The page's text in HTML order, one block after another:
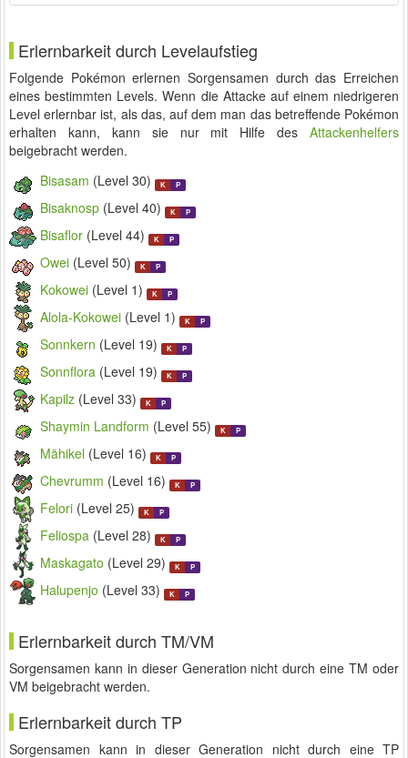
Erlernbarkeit durch Levelaufstieg
Folgende Pokémon erlernen Sorgensamen durch das Erreichen
eines bestimmten Levels. Wenn die Attacke auf einem niedrigeren
Level erlernbar ist, als das, auf dem man das betreffende Pokémon
erhalten kann, kann sie nur mit Hilfe des Attackenhelfers
beigebracht werden.
Bisasam (Level 30) K P
Bisaknosp (Level 40) K P
Bisaflor (Level 44) K P
Owei (Level 50) K P
Kokowei (Level 1) K P
Alola-Kokowei (Level 1) K P
Sonnkern (Level 19) K P
Sonnflora (Level 19) K P
Kapilz (Level 33) K P
Shaymin Landform (Level 55) K P
Mähikel (Level 16) K P
Chevrumm (Level 16) K P
Felori (Level 25) K P
Feliospa (Level 28) K P
Maskagato (Level 29) K P
Halupenjo (Level 33) K P
Erlernbarkeit durch TM/VM
Sorgensamen kann in dieser Generation nicht durch eine TM oder
VM beigebracht werden.
Erlernbarkeit durch TP
Sorgensamen kann in dieser Generation nicht durch eine TP